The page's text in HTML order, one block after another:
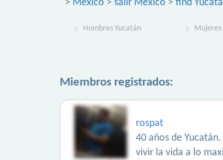
> México > salir México > find
Hombres Yucatán Mujeres
Miembros registrados:
rospat
40 años de Yucatán.
vivir la vida a lo